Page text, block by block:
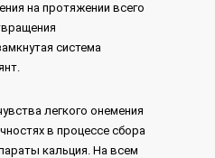
на протяжении всего
система
легкого онемения
в процессе сбора
кальция. На всем